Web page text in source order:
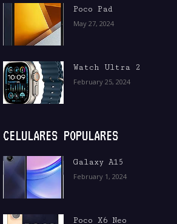
Poco Pad
May 27, 2024
Watch Ultra 2
February 25, 2024
CELULARES POPULARES
Galaxy A15
February 1, 2024
Poco X6 Neo